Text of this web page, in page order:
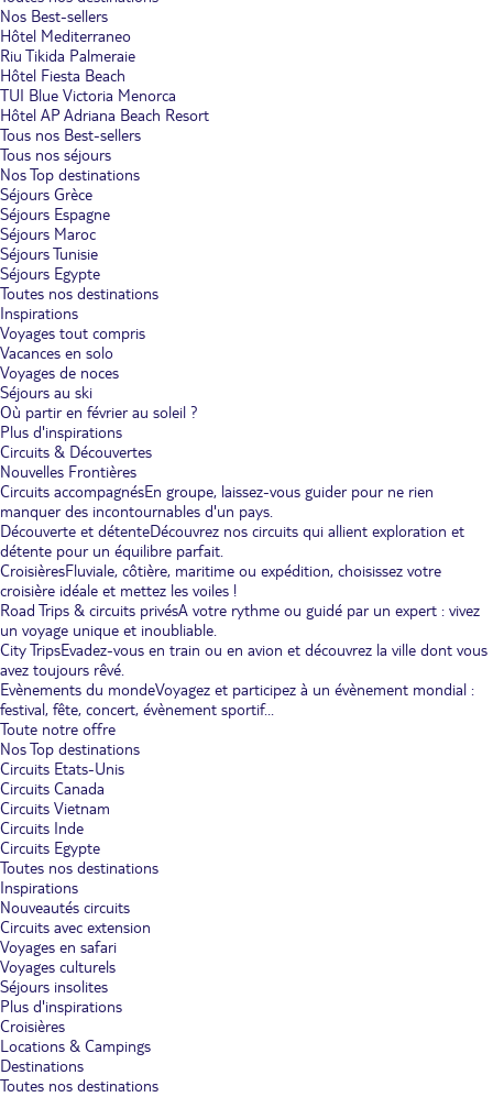
Nos Best-sellers
Hôtel Mediterraneo
Riu Tikida Palmeraie
Hôtel Fiesta Beach
TUI Blue Victoria Menorca
Hôtel AP Adriana Beach Resort
Tous nos Best-sellers
Tous nos séjours
Nos Top destinations
Séjours Grèce
Séjours Espagne
Séjours Maroc
Séjours Tunisie
Séjours Egypte
Toutes nos destinations
Inspirations
Voyages tout compris
Vacances en solo
Voyages de noces
Séjours au ski
Où partir en février au soleil ?
Plus d'inspirations
Circuits & Découvertes
Nouvelles Frontières
Circuits accompagnésEn groupe, laissez-vous guider pour ne rien
manquer des incontournables d'un pays.
Découverte et détenteDécouvrez nos circuits qui allient exploration et
détente pour un équilibre parfait.
CroisièresFluviale, côtière, maritime ou expédition, choisissez votre
croisière idéale et mettez les voiles !
Road Trips & circuits privésA votre rythme ou guidé par un expert : vivez
un voyage unique et inoubliable.
City TripsEvadez-vous en train ou en avion et découvrez la ville dont vous
avez toujours rêvé.
Evènements du mondeVoyagez et participez à un évènement mondial :
festival, fête, concert, évènement sportif...
Toute notre offre
Nos Top destinations
Circuits Etats-Unis
Circuits Canada
Circuits Vietnam
Circuits Inde
Circuits Egypte
Toutes nos destinations
Inspirations
Nouveautés circuits
Circuits avec extension
Voyages en safari
Voyages culturels
Séjours insolites
Plus d'inspirations
Croisières
Locations & Campings
Destinations
Toutes nos destinations